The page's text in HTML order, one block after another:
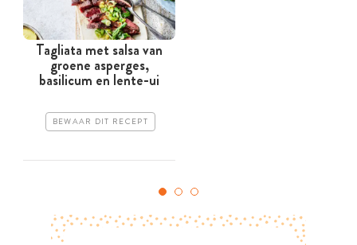
Tagliata met salsa van
groene asperges,
basilicum en lente-ui
BEWAAR DIT RECEPT